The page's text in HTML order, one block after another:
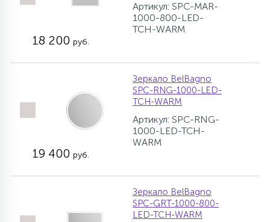
Артикул: SPC-MAR-
1000-800-LED-
TCH-WARM
18 200 руб.
Зеркало BelBagno
SPC-RNG-1000-LED-
TCH-WARM
Артикул: SPC-RNG-
1000-LED-TCH-
WARM
19 400 руб.
Зеркало BelBagno
SPC-GRT-1000-800-
LED-TCH-WARM